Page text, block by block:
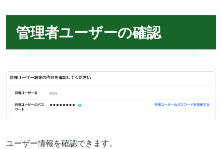
管理者ユーザーの確認
ユーザー情報を確認できます。